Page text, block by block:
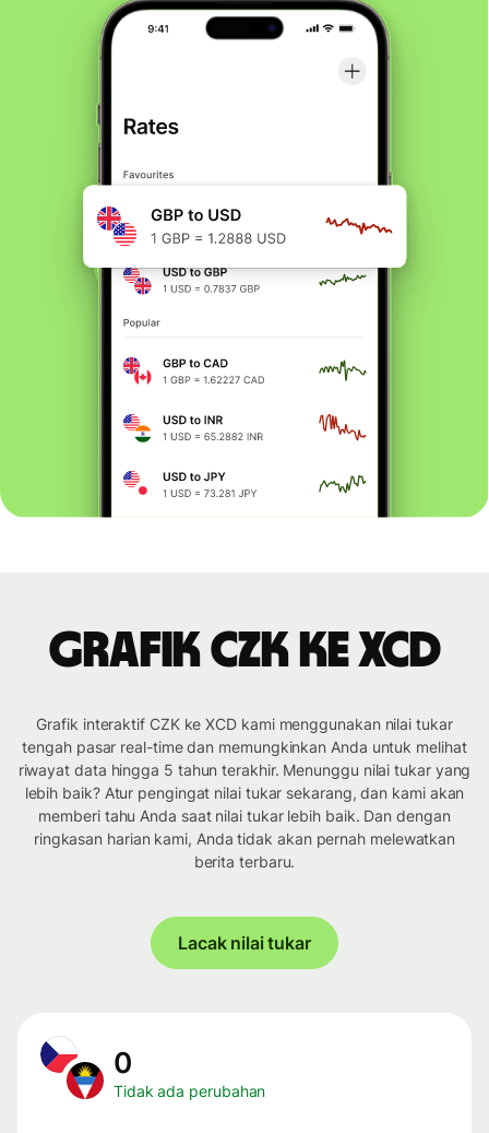
Grafik CZK ke XCD
Grafik interaktif CZK ke XCD kami menggunakan nilai tukar
tengah pasar real-time dan memungkinkan Anda untuk melihat
riwayat data hingga 5 tahun terakhir. Menunggu nilai tukar yang
lebih baik? Atur pengingat nilai tukar sekarang, dan kami akan
memberi tahu Anda saat nilai tukar lebih baik. Dan dengan
ringkasan harian kami, Anda tidak akan pernah melewatkan
berita terbaru.
Lacak nilai tukar
0
Tidak ada perubahan